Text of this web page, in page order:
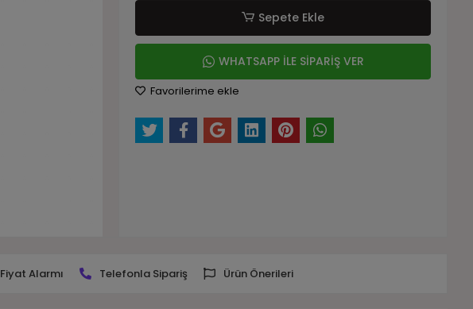
Sepete Ekle
WHATSAPP İLE SİPARİŞ VER
Favorilerime ekle
Fiyat Alarmı Telefonla Sipariş Ürün Önerileri